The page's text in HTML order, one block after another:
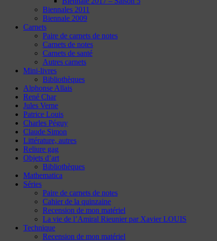
Biennales 2011
Biennale 2009
Carnets
Paire de carnets de notes
Carnets de notes
Carnets de santé
Autres carnets
Mini-livres
Bibliothèques
Alphonse Allais
René Char
Jules Verne
Patrice Louis
Charles Péguy
Claude Simon
Littérature, autres
Reliure gag
Objets d’art
Bibliothèques
Mathematica
Séries
Paire de carnets de notes
Cahier de la quinzaine
Recension de mon matériel
La vie de l’Amiral Rieunier par Xavier LOUIS
Technique
Recension de mon matériel